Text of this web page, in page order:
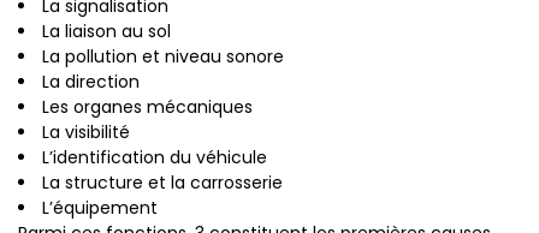
La signalisation
La liaison au sol
La pollution et niveau sonore
La direction
Les organes mécaniques
La visibilité
L’identification du véhicule
La structure et la carrosserie
L’équipement